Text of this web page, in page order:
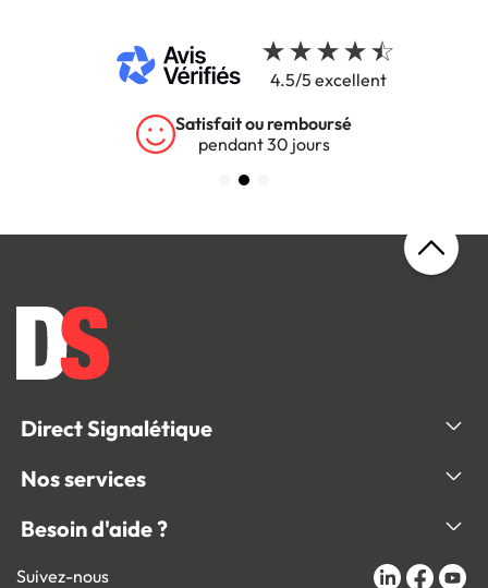
4.5/5 excellent
Garantie 5 ans
sur tous nos produits
Direct Signalétique
Nos services
Besoin d'aide ?
Suivez-nous